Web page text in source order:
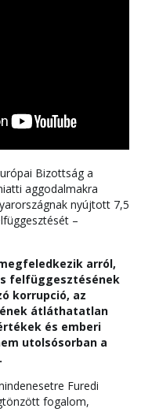
Bizottság a
aggodalmakra
nyújtott 7,5
–
arról,
felfüggesztésének
korrupció, az
átláthatatlan
és emberi
utolsósorban a
Furedi
fogalom,